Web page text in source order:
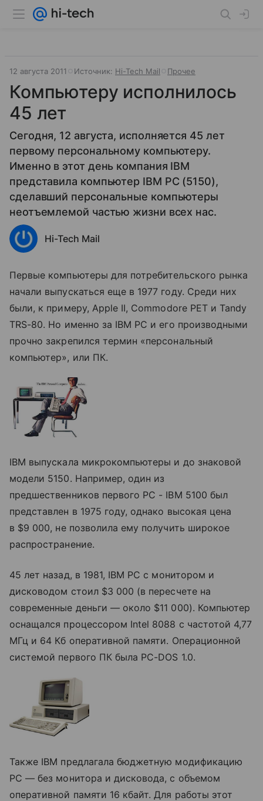
12 августа 2011 Источник: Hi-Tech Mail Прочее
Компьютеру исполнилось
45 лет
Сегодня, 12 августа, исполняется 45 лет
первому персональному компьютеру.
Именно в этот день компания IBM
представила компьютер IBM PC (5150),
сделавший персональные компьютеры
неотъемлемой частью жизни всех нас.
Hi-Tech Mail
Первые компьютеры для потребительского рынка
начали выпускаться еще в 1977 году. Среди них
были, к примеру, Apple II, Commodore PET и Tandy
TRS-80. Но именно за IBM PC и его производными
прочно закрепился термин «персональный
компьютер», или ПК.
IBM выпускала микрокомпьютеры и до знаковой
модели 5150. Например, один из
предшественников первого PC - IBM 5100 был
представлен в 1975 году, однако высокая цена
в $9 000, не позволила ему получить широкое
распространение.
45 лет назад, в 1981, IBM PC с монитором и
дисководом стоил $3 000 (в пересчете на
современные деньги — около $11 000). Компьютер
оснащался процессором Intel 8088 с частотой 4,77
МГц и 64 Кб оперативной памяти. Операционной
системой первого ПК была PC-DOS 1.0.
Также IBM предлагала бюджетную модификацию
PC — без монитора и дисковода, с объемом
оперативной памяти 16 кбайт. Для работы этот